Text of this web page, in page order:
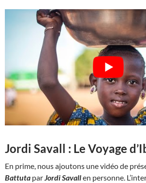
Jordi Savall : Le Voyage
En prime, nous ajoutons une vidéo de
Battuta parJordi Savallen personne.